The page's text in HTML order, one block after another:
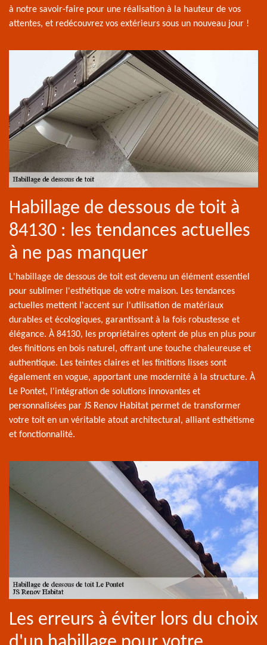
à notre savoir-faire pour une réalisation à la hauteur de vos
attentes, et redécouvrez vos extérieurs sous un nouveau jour !
Habillage de dessous de toit à
84130 : les tendances actuelles
à ne pas manquer
L'habillage de dessous de toit est devenu un élément essentiel
pour sublimer l'esthétique de votre maison. Les tendances
actuelles mettent l'accent sur l'utilisation de matériaux
durables et écologiques, garantissant à la fois robustesse et
élégance. À 84130, les propriétaires optent de plus en plus pour
des finitions en bois naturel, offrant une touche chaleureuse et
authentique. Les teintes claires et les finitions lisses sont
également en vogue, apportant une modernité à la structure. À
Le Pontet, l'intégration de solutions innovantes et
personnalisées par JS Renov Habitat permet de transformer
votre toit en un véritable atout architectural, alliant esthétisme
et fonctionnalité.
Les erreurs à éviter lors du choix